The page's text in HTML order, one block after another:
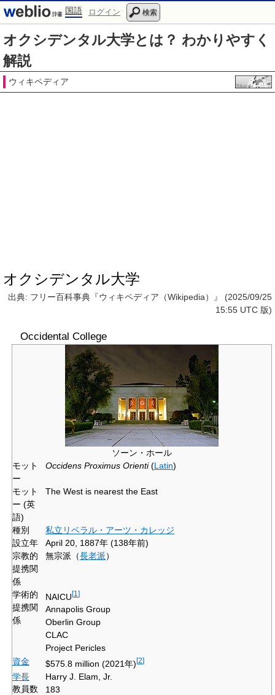
国語 ログイン 検索
オクシデンタル大学とは？ わかりやすく
解説
ウィキペディア
オクシデンタル大学
出典: フリー百科事典『ウィキペディア（Wikipedia）』 (2025/09/25
15:55 UTC 版)
Occidental College
ソーン・ホール
モット
ー
Occidens Proximus Orienti(Latin)
モット
ー (英
語)
The West is nearest the East
種別 私立 リベラル・アーツ・カレッジ
設立年
April 20, 1887年 (138年前)
宗教的
提携関
係
無宗派（長老派）
学術的
提携関
係
NAICU[1 ]
Annapolis Group
Oberlin Group
CLAC
Project Pericles
資金
$575.8 million (2021年)[2]
学長
Harry J. Elam, Jr.
教員数
183